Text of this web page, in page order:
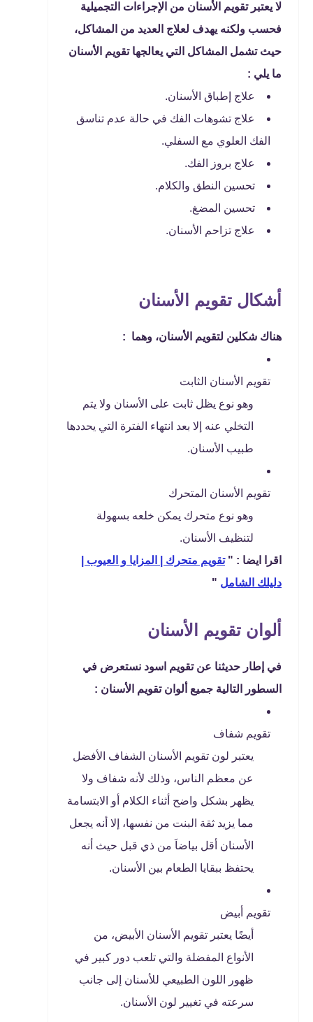
لا يعتبر تقويم الأسنان من الإجراءات التجميلية
فحسب ولكنه يهدف لعلاج العديد من المشاكل،
حيث تشمل المشاكل التي يعالجها تقويم الأسنان
ما يلي :
علاج إطباق الأسنان.
علاج تشوهات الفك في حالة عدم تناسق
الفك العلوي مع السفلي.
علاج بروز الفك.
تحسين النطق والكلام.
تحسين المضغ.
علاج تزاحم الأسنان.
أشكال تقويم الأسنان
هناك شكلين لتقويم الأسنان، وهما :
تقويم الأسنان الثابت
وهو نوع يظل ثابت على الأسنان ولا يتم
التخلي عنه إلا بعد انتهاء الفترة التي يحددها
طبيب الأسنان.
تقويم الأسنان المتحرك
وهو نوع متحرك يمكن خلعه بسهولة
لتنظيف الأسنان.
اقرا ايضا : "تقويم متحرك | المزايا و العيوب |
دليلك الشامل "
ألوان تقويم الأسنان
في إطار حديثنا عن تقويم اسود نستعرض في
السطور التالية جميع ألوان تقويم الأسنان :
تقويم شفاف
يعتبر لون تقويم الأسنان الشفاف الأفضل
عن معظم الناس، وذلك لأنه شفاف ولا
يظهر بشكل واضح أثناء الكلام أو الابتسامة
مما يزيد ثقة البنت من نفسها، إلا أنه يجعل
الأسنان أقل بياضاَ من ذي قبل حيث أنه
يحتفظ ببقايا الطعام بين الأسنان.
تقويم أبيض
أيضًا يعتبر تقويم الأسنان الأبيض، من
الأنواع المفضلة والتي تلعب دور كبير في
ظهور اللون الطبيعي للأسنان إلى جانب
سرعته في تغيير لون الأسنان.